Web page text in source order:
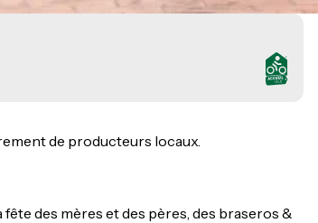
de producteurs locaux.
des mères et des pères, des braseros &